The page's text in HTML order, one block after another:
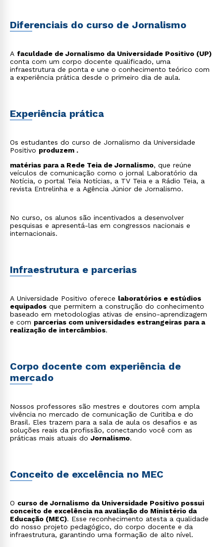
plataformas digitais, com foco em SEO.
fortalecendo a cultura e a confiança da marca.
Fotojornalismo:Cobertura de eventos e produção
de reportagens visuais para veículos de comunicação
ou projetos documentais independentes.
Diferenciais do curso de Jornalismo
A faculdade de Jornalismo da Universidade Positivo (UP)
conta com um corpo docente qualificado, uma
infraestrutura de ponta e une o conhecimento teórico com
a experiência prática desde o primeiro dia de aula.
Experiência prática
Os estudantes do curso de Jornalismo da Universidade
Positivo produzem .
matérias para a Rede Teia de Jornalismo, que reúne
veículos de comunicação como o jornal Laboratório da
Notícia, o portal Teia Notícias, a TV Teia e a Rádio Teia, a
revista Entrelinha e a Agência Júnior de Jornalismo.
No curso, os alunos são incentivados a desenvolver
pesquisas e apresentá-las em congressos nacionais e
internacionais.
Infraestrutura e parcerias
A Universidade Positivo oferece laboratórios e estúdios
equipados que permitem a construção do conhecimento
baseado em metodologias ativas de ensino-aprendizagem
e com parcerias com universidades estrangeiras para a
realização de intercâmbios.
Corpo docente com experiência de
mercado
Nossos professores são mestres e doutores com ampla
vivência no mercado de comunicação de Curitiba e do
Brasil. Eles trazem para a sala de aula os desafios e as
soluções reais da profissão, conectando você com as
práticas mais atuais do Jornalismo.
Conceito de excelência no MEC
O curso de Jornalismo da Universidade Positivo possui
conceito de excelência na avaliação do Ministério da
Educação (MEC). Esse reconhecimento atesta a qualidade
do nosso projeto pedagógico, do corpo docente e da
infraestrutura, garantindo uma formação de alto nível.